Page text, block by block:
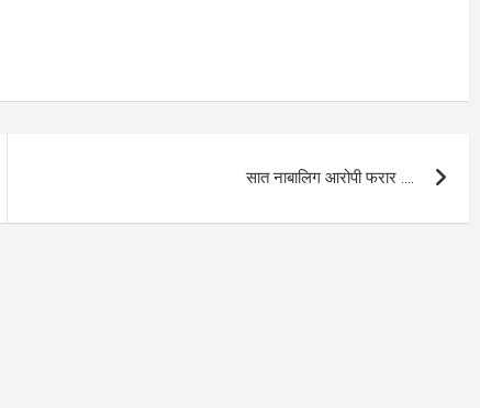
सात नाबालिग आरोपी फरार ….